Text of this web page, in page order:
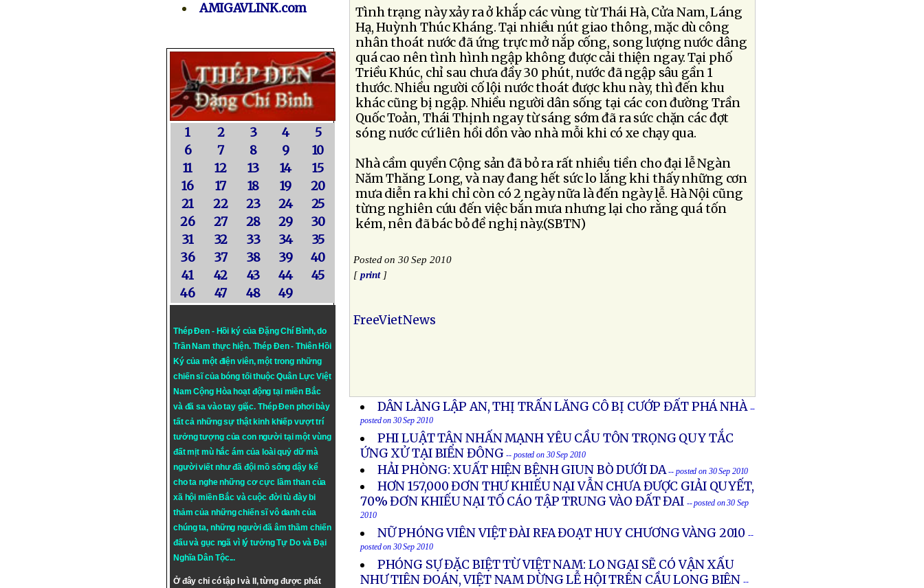
AMIGAVLINK.com
1 2 3 4
5
6
7 8 9
10
11
12 13 14
15
16
17 18 19
20
21
22 23 24
25
26
27 28 29
30
31
32 33 34
35
36
37 38 39
40
41
42 43 44
45
46
47 48 49
Thép Đen - Hồi ký của Đặng Chí Bình, do
Trần Nam thực hiện. Thép Đen- Thiên Hồi
Ký của một điện viên, một trong những
chiến sĩ của bóng tối thuộc Quân Lực Việt
Nam Cộng Hòa hoạt động tại miền Bắc
và đã sa vào tay giặc. Thép Đen phơi bày
tất cả những sự thật kinh khiếp vượt trí
tưởng tượng của con người tại một vùng
đất mịt mù hắc ám của loài quỷ dữ mà
người viết như đã đội mồ sống dậy kể
cho ta nghe những cơ cực lầm than của
xã hội miền Bắc và cuộc đời tù đày bi
thảm của những chiến sĩ vô danh của
chúng ta, những người đã âm thầm chiến
đấu và gục ngã vì lý tưởngTự DovàĐại
Nghĩa Dân Tộc...
Ở đây chỉ có tập I và II, từng được phát
Tình trạng này xảy ra ở khắp các vùng từ Thái Hà, Cửa Nam, Láng
Hạ, Huỳnh Thúc Kháng. Tại nhiều nút giao thông, mặc dù công
nhân thoát nước đã ứng trực mở nắp cống, song lượng nước dâng
quá cao nên tình hình ngập không được cải thiện ngay. Tại phố
Triều Khúc, chỉ sau chưa đầy 30 phút, nước đã ngập sâu gần 1
thước. Nhiều người cố lội nước thoát được khu này, thì đến khu
khác cũng bị ngập. Nhiều người dân sống tại các con đường Trần
Quốc Toản, Thái Thịnh ngay từ sáng sớm đã ra sức chặn các đợt
sóng nước cứ liên hồi dồn vào nhà mỗi khi có xe chạy qua.
Nhà cầm quyền Cộng sản đã bỏ ra rất nhiều tiền cho đại lễ Ngàn
Năm Thăng Long, và nay đang hết sức lo lắng khi thấy những cơn
mưa diễn ra khi chỉ còn có 2 ngày nữa là đến ngày lễ. Hà Nội cũng
từng nghiên cứu đến việc bắn mưa nhưng lại cho rằng quá tốn
kém, nên đã bác bỏ đề nghị này.(SBTN)
Posted on 30 Sep 2010
[print]
FreeVietNews
DÂN LÀNG LẬP AN, THỊ TRẤN LĂNG CÔ BỊ CƯỚP ĐẤT PHÁ NHÀ --
posted on 30 Sep 2010
PHI LUẬT TÂN NHẤN MẠNH YÊU CẦU TÔN TRỌNG QUY TẮC
ỨNG XỬ TẠI BIỂN ĐÔNG -- posted on 30 Sep 2010
HẢI PHÒNG: XUẤT HIỆN BỆNH GIUN BÒ DƯỚI DA-- posted on 30 Sep 2010
HƠN 157,000 ĐƠN THƯ KHIẾU NẠI VẪN CHƯA ĐƯỢC GIẢI QUYẾT,
70% ĐƠN KHIẾU NẠI TỐ CÁO TẬP TRUNG VÀO ĐẤT ĐAI -- posted on 30 Sep
2010
NỮ PHÓNG VIÊN VIỆT ĐÀI RFA ĐOẠT HUY CHƯƠNG VÀNG 2010 --
posted on 30 Sep 2010
PHÓNG SỰ ĐẶC BIỆT TỪ VIỆT NAM: LO NGẠI SẼ CÓ VẬN XẤU
NHƯ TIÊN ĐOÁN, VIỆT NAM DỪNG LỄ HỘI TRÊN CẦU LONG BIÊN --